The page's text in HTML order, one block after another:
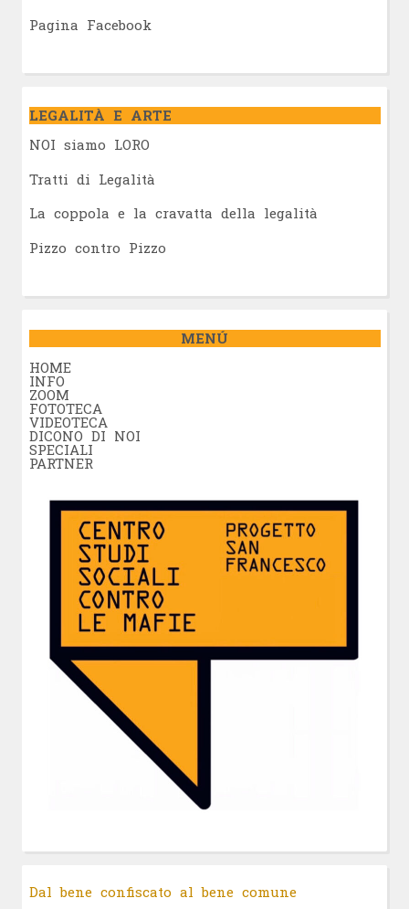
Pagina Facebook
LEGALITÀ E ARTE
NOI siamo LORO
Tratti di Legalità
La coppola e la cravatta della legalità
Pizzo contro Pizzo
MENÚ
HOME
INFO
ZOOM
FOTOTECA
VIDEOTECA
DICONO DI NOI
SPECIALI
PARTNER
Dal bene confiscato al bene comune